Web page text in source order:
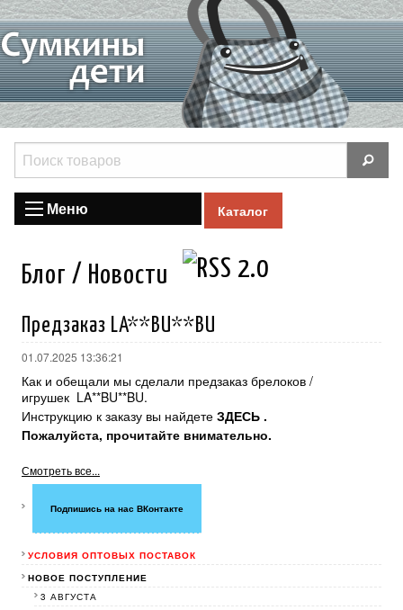
Меню Каталог
Блог / Новости
Предзаказ LA**BU**BU
01.07.2025 13:36:21
Как и обещали мы сделали предзаказ брелоков /
игрушек LA**BU**BU.
Инструкцию к заказу вы найдете ЗДЕСЬ .
Пожалуйста, прочитайте внимательно.
Смотреть все...
Подпишись на нас ВКонтакте
УСЛОВИЯ ОПТОВЫХ ПОСТАВОК
НОВОЕ ПОСТУПЛЕНИЕ
3 АВГУСТА